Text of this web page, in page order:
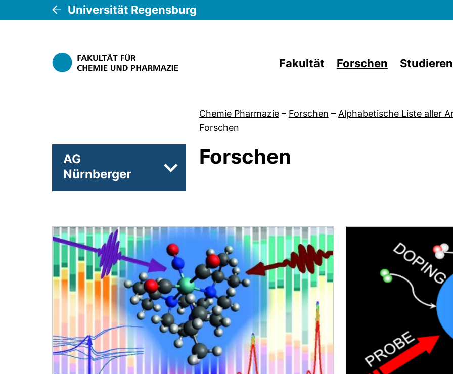
Universität Regensburg
Fakultät Forschen Studieren
Chemie Pharmazie – Forschen – Alphabetische Liste aller
Forschen
AG
Nürnberger
Unterseiten von Aktuelles
Forschen